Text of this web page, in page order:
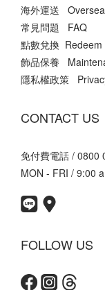
海外運送
常見問題 FAQ
點數兌換 Redeem
飾品保養
隱私權政策
CONTACT US
免付費電話 / 0800
MON - FRI / 9:00
FOLLOW US